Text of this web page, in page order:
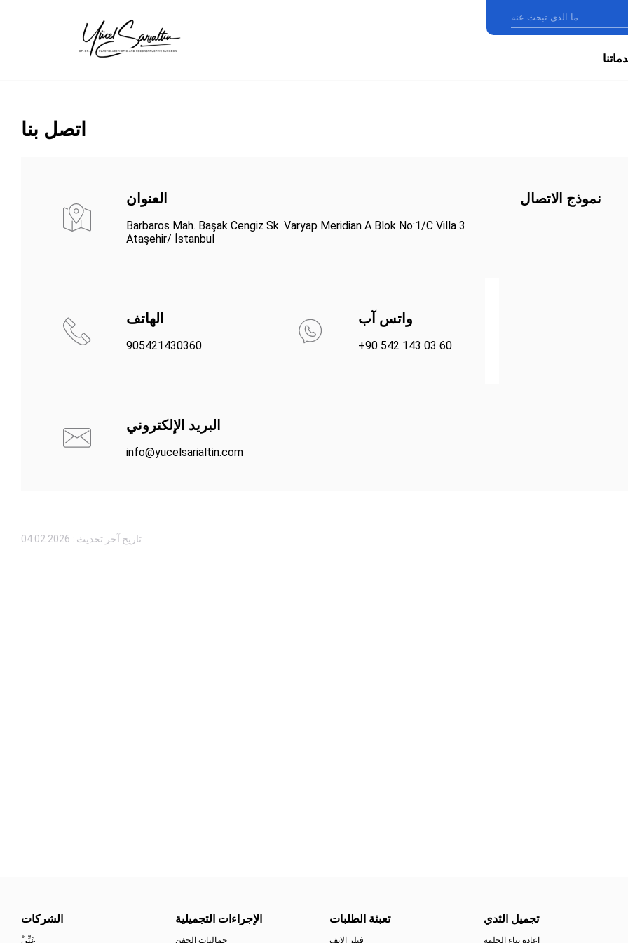
اتصل بنا
العنوان
Barbaros Mah. Başak Cengiz Sk. Varyap Meridian A Blok No:1/C Villa 3
Ataşehir/ İstanbul
الهاتف
905421430360
واتس آب
+90 542 143 03 60
البريد الإلكتروني
info@yucelsarialtin.com
نموذج الاتصال
تاريخ آخر تحديث : 04.02.2026
الشركات
ْعَنِّي
الإجراءات التجميلية
جماليات الجفن
تعبئة الطلبات
فيلر الانف
تجميل الثدي
إعادة بناء الحلمة